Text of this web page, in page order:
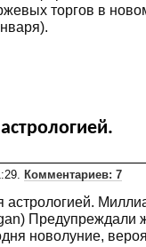
торгов в
Комментариев: 7
Предупреждали
новолуние,